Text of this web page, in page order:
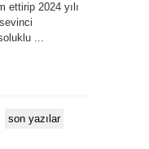
ettirip 2024 yılı
...
son yazılar